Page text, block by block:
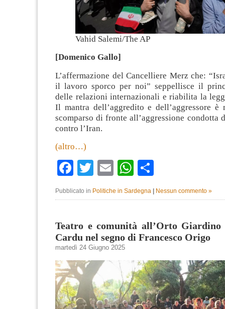
Vahid Salemi/The AP
[Domenico Gallo]
L’affermazione del Cancelliere Merz che:
il lavoro sporco per noi” seppellisce il
delle relazioni internazionali e riabilita la
Il mantra dell’aggredito e dell’aggressore è
scomparso di fronte all’aggressione condotta
contro l’Iran.
(altro…)
Facebook
TwitterEmailWhatsApp
Pubblicato in Politiche in Sardegna Nessun commento »
Teatro e comunità all’Orto Giardino
Cardu nel segno di Francesco Origo
martedì 24 Giugno 2025